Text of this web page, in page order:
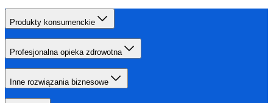
Produkty konsumenckie
Profesjonalna opieka zdrowotna
Inne rozwiązania biznesowe